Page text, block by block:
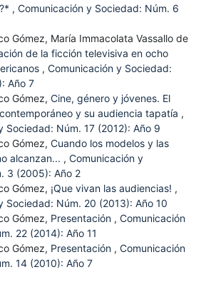
, Comunicación y Sociedad: Núm. 6
Gómez, María Immacolata Vassallo de
de la ficción televisiva en ocho
, Comunicación y Sociedad:
Año 7
Gómez, Cine, género y jóvenes. El
y su audiencia tapatía ,
Sociedad: Núm. 17 (2012): Año 9
Gómez, Cuando los modelos y las
alcanzan... , Comunicación y
3 (2005): Año 2
Gómez, ¡Que vivan las audiencias! ,
Sociedad: Núm. 20 (2013): Año 10
Gómez, Presentación , Comunicación
22 (2014): Año 11
Gómez, Presentación , Comunicación
14 (2010): Año 7